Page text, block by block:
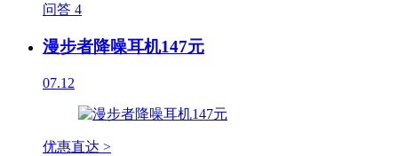
问答 4
漫步者降噪耳机147元
07.12
优惠直达 >